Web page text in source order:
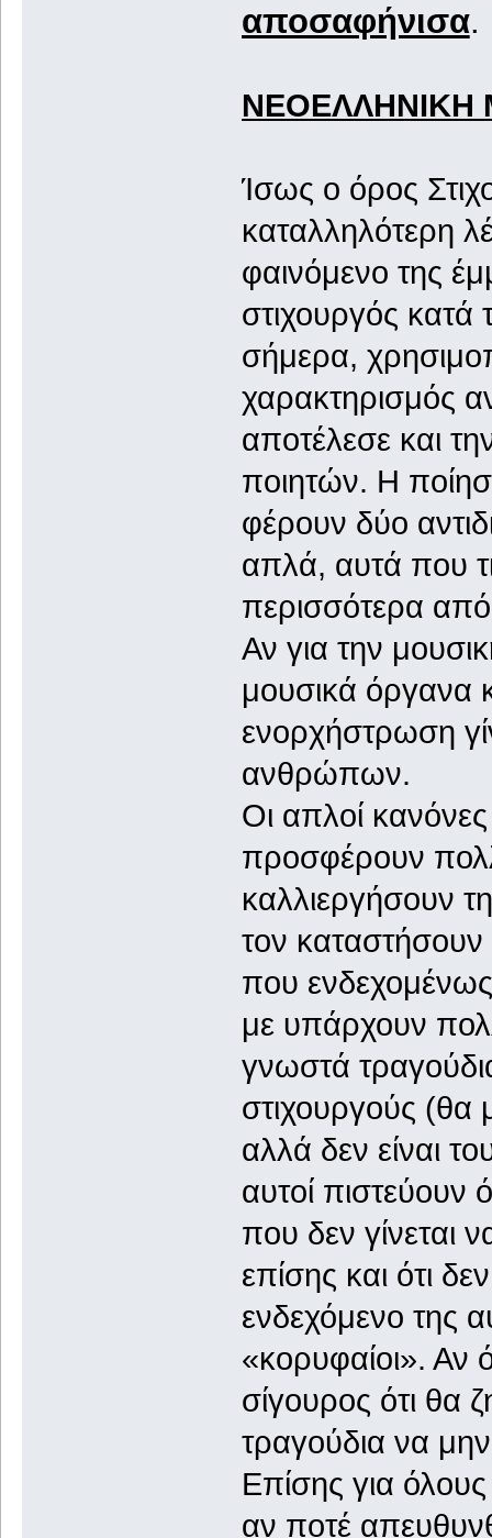
αποσαφήνισα.
ΝΕΟΕΛΛΗΝΙΚΗ
Ίσως ο όρος
καταλληλότερη
φαινόμενο της
στιχουργός
σήμερα,
χαρακτηρισμός
αποτέλεσε και
ποιητών. Η
φέρουν δύο
απλά, αυτά που
περισσότερα
Αν για την
μουσικά όργανα
ενορχήστρωση
ανθρώπων.
Οι απλοί
προσφέρουν
καλλιεργήσουν
τον καταστήσουν
που ενδεχομένως
με υπάρχουν
γνωστά
στιχουργούς
αλλά δεν είναι
αυτοί πιστεύουν
που δεν γίνεται
επίσης και ότι
ενδεχόμενο της
«κορυφαίοι». Αν
σίγουρος ότι θα
τραγούδια να
Επίσης για
αν ποτέ